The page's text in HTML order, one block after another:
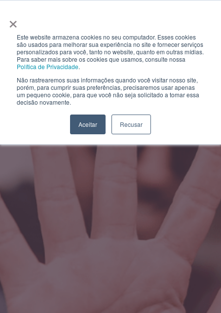
×
Este website armazena cookies no seu computador. Esses cookies
são usados ​​para melhorar sua experiência no site e fornecer serviços
personalizados para você, tanto no website, quanto em outras mídias.
Para saber mais sobre os cookies que usamos, consulte nossa
Política de Privacidade.
Não rastrearemos suas informações quando você visitar nosso site,
porém, para cumprir suas preferências, precisaremos usar apenas
um pequeno cookie, para que você não seja solicitado a tomar essa
decisão novamente.
Aceitar Recusar